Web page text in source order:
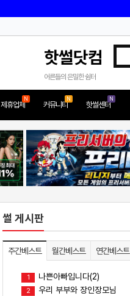
핫썰닷컴
어른들의 은밀한 쉼터
제휴업체
N
커뮤니티
N
핫썰센터
N
썰 게시판
주간베스트 월간베스트 연간베스트
1 나쁜아빠입니다(2)
2 우리 부부와 장인장모님